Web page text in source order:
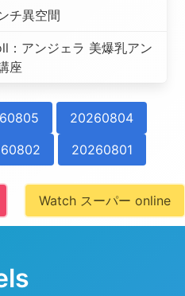
チ異空間
：アンジェラ 美爆乳アン
座
20260804
20260801
Watch スーパー online